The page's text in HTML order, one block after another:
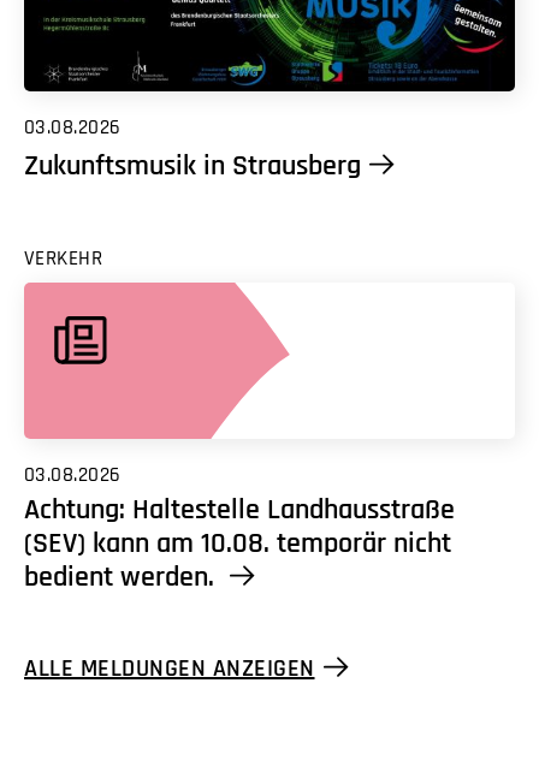
03.08.2026
Zukunftsmusik in Strausberg
VERKEHR
03.08.2026
Achtung: Haltestelle Landhausstraße
(SEV) kann am 10.08. temporär nicht
bedient werden.
ALLE MELDUNGEN ANZEIGEN